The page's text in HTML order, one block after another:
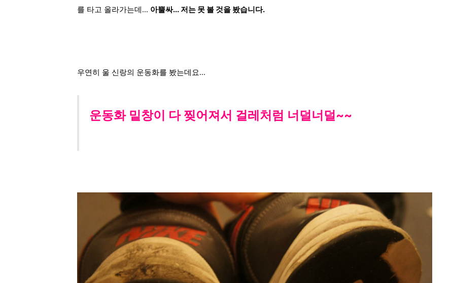
를 타고 올라가는데... 아뿔싸... 저는 못 볼 것을 봤습니다.
우연히 울 신랑의 운동화를 봤는데요...
운동화 밑창이 다 찢어져서 걸레처럼 너덜너덜~~